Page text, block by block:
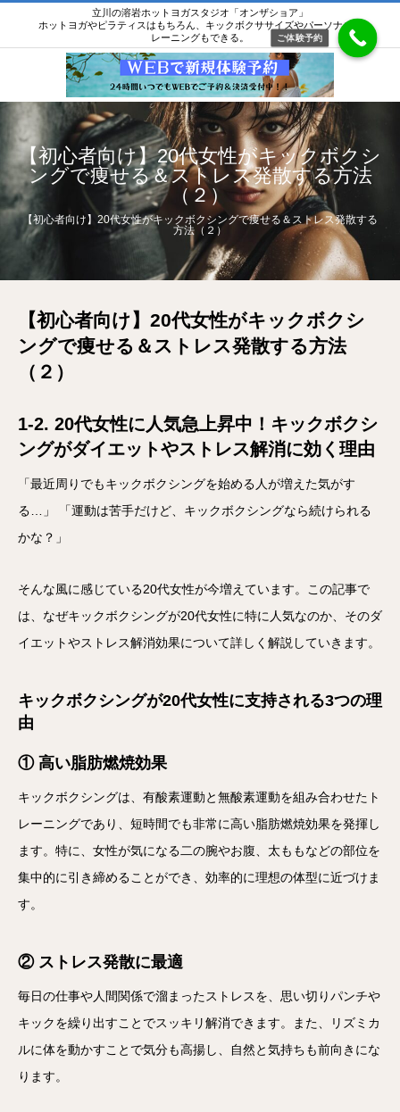
立川の溶岩ホットヨガスタジオ「オンザショア」
ホットヨガやピラティスはもちろん、キックボクササイズやパーソナルト
レーニングもできる。
【初心者向け】20代女性がキックボクシ
ングで痩せる＆ストレス発散する方法
（２）
【初心者向け】20代女性がキックボクシングで痩せる＆ストレス発散する
方法（２）
【初心者向け】20代女性がキックボクシ
ングで痩せる＆ストレス発散する方法
（２）
1-2. 20代女性に人気急上昇中！キックボクシ
ングがダイエットやストレス解消に効く理由
「最近周りでもキックボクシングを始める人が増えた気がす
る…」 「運動は苦手だけど、キックボクシングなら続けられる
かな？」
そんな風に感じている20代女性が今増えています。この記事で
は、なぜキックボクシングが20代女性に特に人気なのか、そのダ
イエットやストレス解消効果について詳しく解説していきます。
キックボクシングが20代女性に支持される3つの理
由
① 高い脂肪燃焼効果
キックボクシングは、有酸素運動と無酸素運動を組み合わせたト
レーニングであり、短時間でも非常に高い脂肪燃焼効果を発揮し
ます。特に、女性が気になる二の腕やお腹、太ももなどの部位を
集中的に引き締めることができ、効率的に理想の体型に近づけま
す。
② ストレス発散に最適
毎日の仕事や人間関係で溜まったストレスを、思い切りパンチや
キックを繰り出すことでスッキリ解消できます。また、リズミカ
ルに体を動かすことで気分も高揚し、自然と気持ちも前向きにな
ります。
ご体験予約